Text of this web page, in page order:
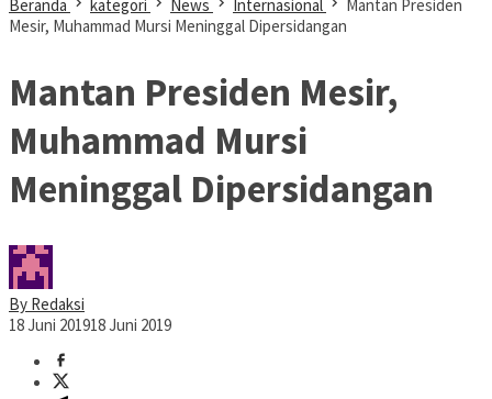
Beranda
kategori News Internasional
Mantan Presiden
Mesir, Muhammad Mursi Meninggal Dipersidangan
Mantan Presiden Mesir,
Muhammad Mursi
Meninggal Dipersidangan
By Redaksi
18 Juni 201918 Juni 2019